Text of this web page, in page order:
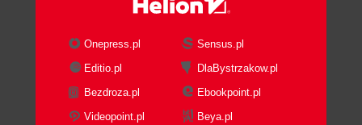
Onepress.pl
Sensus.pl
Editio.pl
DlaBystrzakow.pl
Bezdroza.pl
Ebookpoint.pl
Videopoint.pl
Beya.pl